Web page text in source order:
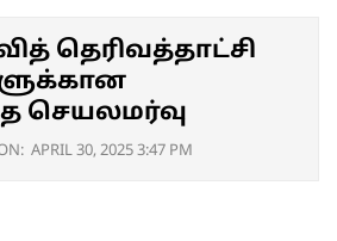
தெரிவத்தாட்சி
செயலமர்வு
APRIL 30, 2025 3:47 PM